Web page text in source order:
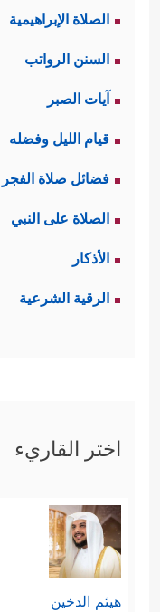
الصلاة الإبراهيمية
السنن الرواتب
آيات الصبر
قيام الليل وفضله
فضائل صلاة الفجر
الصلاة على النبي
الأذكار
الرقية الشرعية
اختر القاريء
هيثم الدخين